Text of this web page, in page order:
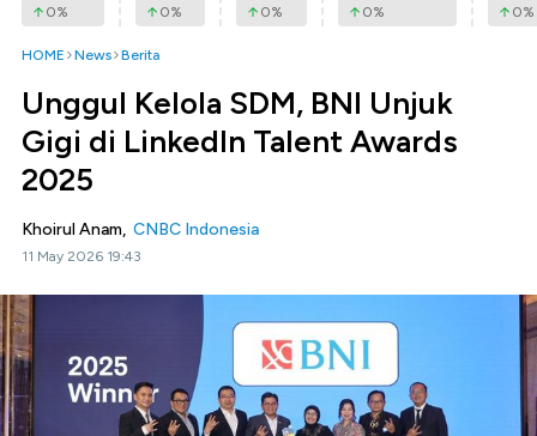
0% 0% 0% 0% 0%
HOME News Berita
Unggul Kelola SDM, BNI Unjuk
Gigi di LinkedIn Talent Awards
2025
Khoirul Anam, CNBC Indonesia
11 May 2026 19:43